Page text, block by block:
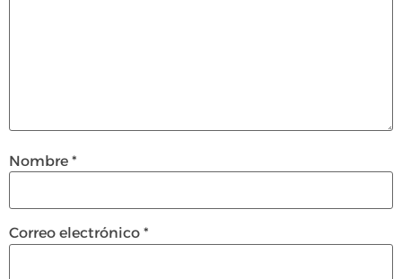
Nombre *
Correo electrónico *